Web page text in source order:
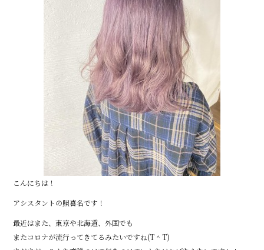
こんにちは！
アシスタントの照喜名です！
最近はまた、東京や北海道、外国でも
またコロナが流行ってきてるみたいですね(T ^ T)